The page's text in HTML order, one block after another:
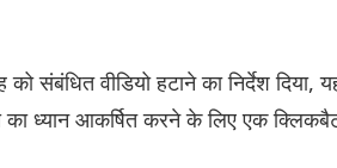
को संबंधित वीडियो हटाने का निर्देश
का ध्यान आकर्षित करने के लिए एक